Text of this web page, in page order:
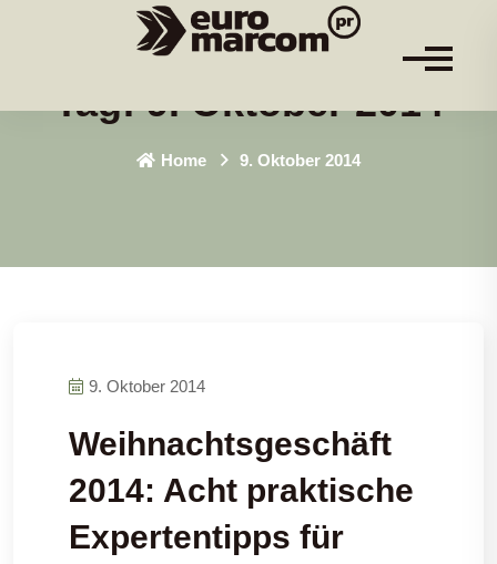
Tag:9. Oktober 2014
Home 9. Oktober 2014
9. Oktober 2014
Weihnachtsgeschäft
2014: Acht praktische
Expertentipps für